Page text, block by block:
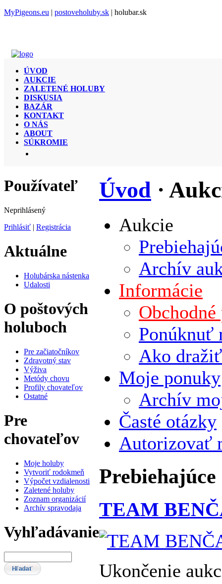
MyPigeons.eu | postoveholuby.sk | holubar.sk
ÚVOD
AUKCIE
ZALETENÉ HOLUBY
DISKUSIA
BAZÁR
KONTAKT
O NÁS
ABOUT
SÚKROMIE
Používateľ
Neprihlásený
Prihlásiť | Registrácia
Aktuálne
Holubárska nástenka
Udalosti
O poštových
holuboch
Pre začiatočníkov
Zdravotný stav
Výživa
Metódy chovu
Profily chovateľov
Ostatné
Pre
chovateľov
Moje holuby
Vytvoriť rodokmeň
Výpočet vzdialenosti
Zaletené holuby
Zoznam organizácií
Archív spravodaja
Vyhľadávanie
Úvod ·
Aukcie
Archív
Informácie
Ponúknuť
Ako
Moje ponuky
Archív
Časté otázky
Autorizovať
Prebiehajúce
TEAM
Ukončenie